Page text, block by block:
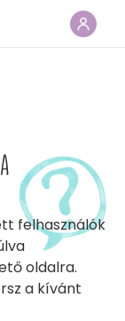
felhasználók
oldalra.
a kívánt